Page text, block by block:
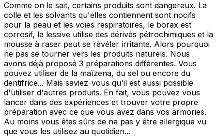
Comme on le sait, certains produits sont dangereux. La
colle et les solvants qu'elles contiennent sont nocifs
pour la peau et les voies respiratoires, le borax est
corrosif, la lessive utilise des dérivés pétrochimiques et la
mousse à raser peut se révéler irritante. Alors pourquoi
ne pas se tourner vers les produits naturels. Nous
avons déjà proposé 3 préparations différentes. Vous
pouvez utiliser de la maïzena, du sel ou encore du
dentifrice... Mais saviez-vous qu'il est aussi possible
d'utiliser d'autres produits. En fait, vous pouvez vous
lancer dans des expériences et trouver votre propre
préparation avec ce que vous avez dans vos armories.
Au moins vous êtes sûrs de ne pas y être allergique vu
que vous les utilisez au quotidien...